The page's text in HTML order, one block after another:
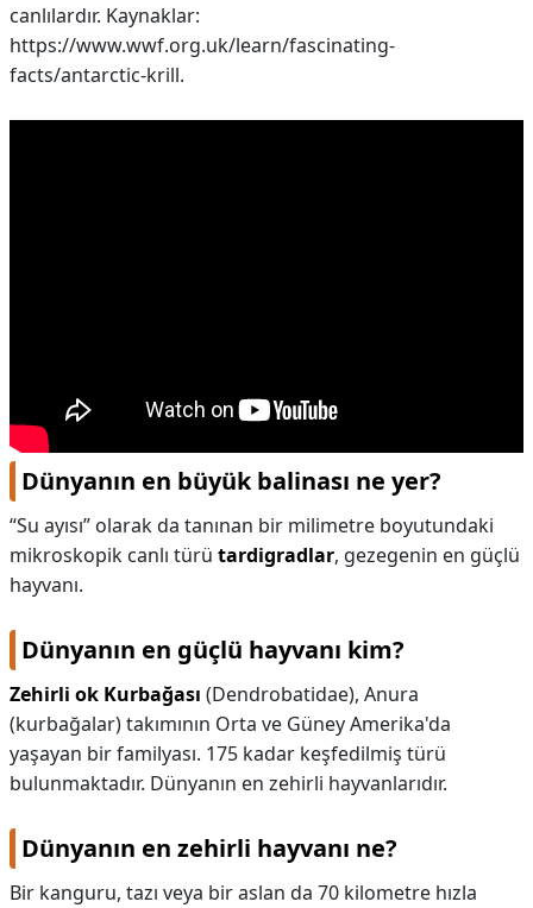
canlılardır. Kaynaklar:
https://www.wwf.org.uk/learn/fascinating-
facts/antarctic-krill.
Dünyanın en büyük balinası ne yer?
“Su ayısı” olarak da tanınan bir milimetre boyutundaki
mikroskopik canlı türü tardigradlar, gezegenin en güçlü
hayvanı.
Dünyanın en güçlü hayvanı kim?
Zehirli ok Kurbağası (Dendrobatidae), Anura
(kurbağalar) takımının Orta ve Güney Amerika'da
yaşayan bir familyası. 175 kadar keşfedilmiş türü
bulunmaktadır. Dünyanın en zehirli hayvanlarıdır.
Dünyanın en zehirli hayvanı ne?
Bir kanguru, tazı veya bir aslan da 70 kilometre hızla